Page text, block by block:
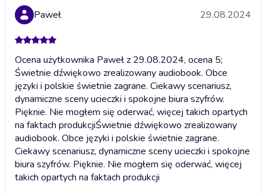
Paweł 29.08.2024
Ocena użytkownika Paweł z 29.08.2024, ocena 5;
Świetnie dźwiękowo zrealizowany audiobook. Obce
języki i polskie świetnie zagrane. Ciekawy scenariusz,
dynamiczne sceny ucieczki i spokojne biura szyfrów.
Pięknie. Nie mogłem się oderwać, więcej takich opartych
na faktach produkcjiŚwietnie dźwiękowo zrealizowany
audiobook. Obce języki i polskie świetnie zagrane.
Ciekawy scenariusz, dynamiczne sceny ucieczki i spokojne
biura szyfrów. Pięknie. Nie mogłem się oderwać, więcej
takich opartych na faktach produkcji